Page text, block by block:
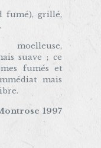
fumé), grillé,
moelleuse,
suave ; ce
fumés et
mais
1997